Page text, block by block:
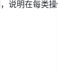
说明在每类操